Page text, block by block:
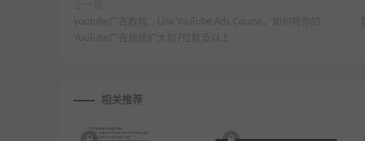
相关推荐